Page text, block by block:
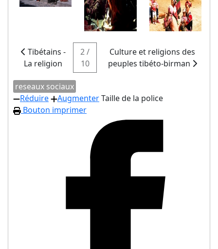
Tibétains -
La religion
2 /
10
Culture et religions des
peuples tibéto-birman
reseaux sociaux
Réduire
AugmenterTaille de la police
Bouton imprimer